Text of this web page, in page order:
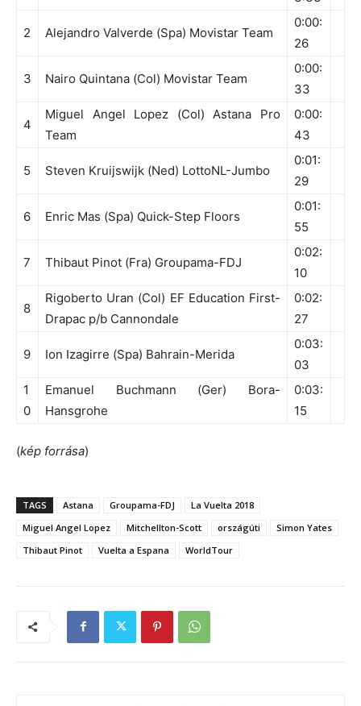
2 Alejandro Valverde (Spa) Movistar Team
0:00:
26
3 Nairo Quintana (Col) Movistar Team
0:00:
33
4
Miguel Angel Lopez (Col) Astana Pro
Team
0:00:
43
5 Steven Kruijswijk (Ned) LottoNL-Jumbo
0:01:
29
6 Enric Mas (Spa) Quick-Step Floors
0:01:
55
7 Thibaut Pinot (Fra) Groupama-FDJ
0:02:
10
8
Rigoberto Uran (Col) EF Education First-
Drapac p/b Cannondale
0:02:
27
9 Ion Izagirre (Spa) Bahrain-Merida
0:03:
03
1
0
Emanuel Buchmann (Ger) Bora-
Hansgrohe
0:03:
15
(kép forrása)
TAGS Astana Groupama-FDJ
La Vuelta 2018
Miguel Angel Lopez
Mitchellton-Scott országúti
Simon Yates
Thibaut Pinot
Vuelta a Espana WorldTour